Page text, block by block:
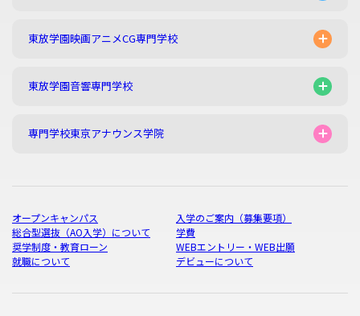
東放学園映画アニメCG専門学校
東放学園音響専門学校
専門学校東京アナウンス学院
オープンキャンパス
入学のご案内（募集要項）
総合型選抜（AO入学）について
学費
奨学制度・教育ローン
WEBエントリー・WEB出願
就職について
デビューについて